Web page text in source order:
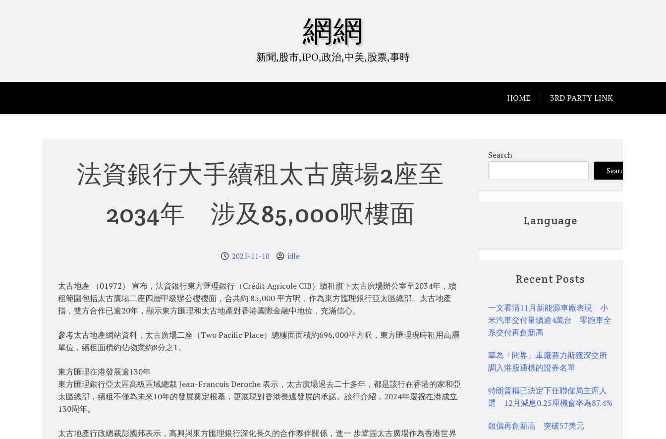
網網
新聞,股市,IPO,政治,中美,股票,事時
HOME 3RD PARTY LINK
法資銀行大手續租太古廣場2座至
2034年 涉及85,000呎樓面
2025-11-10 idle
太古地產 （01972） 宣布，法資銀行東方匯理銀行（Crédit Agricole CIB）續租旗下太古廣場辦公室至2034年，續
租範圍包括太古廣場二座四層甲級辦公樓樓面，合共約 85,000 平方呎，作為東方匯理銀行亞太區總部。太古地產
指，雙方合作已逾20年，顯示東方匯理和太古地產對香港國際金融中地位，充滿信心。
參考太古地產網站資料，太古廣場二座（Two Pacific Place）總樓面面積約696,000平方呎，東方匯理現時租用高層
單位，續租面積約佔物業約8分之1。
東方匯理在港發展逾130年
東方匯理銀行亞太區高級區域總裁 Jean-Francois Deroche 表示，太古廣場過去二十多年，都是該行在香港的家和亞
太區總部，續租不僅為未來10年的發展奠定根基，更展現對香港長遠發展的承諾。該行介紹，2024年慶祝在港成立
130周年。
太古地產行政總裁彭國邦表示，高興與東方匯理銀行深化長久的合作夥伴關係，進一 步鞏固太古廣場作為香港世界
Search
Search
Language
Recent Posts
一文看清11月新能源車廠表現 小
米汽車交付量續逾4萬台 零跑車全
系交付再創新高
華為「問界」車廠賽力斯獲深交所
調入港股通標的證券名單
特朗普稱已決定下任聯儲局主席人
選 12月減息0.25厘機會率為87.4%
銀價再創新高 突破57美元